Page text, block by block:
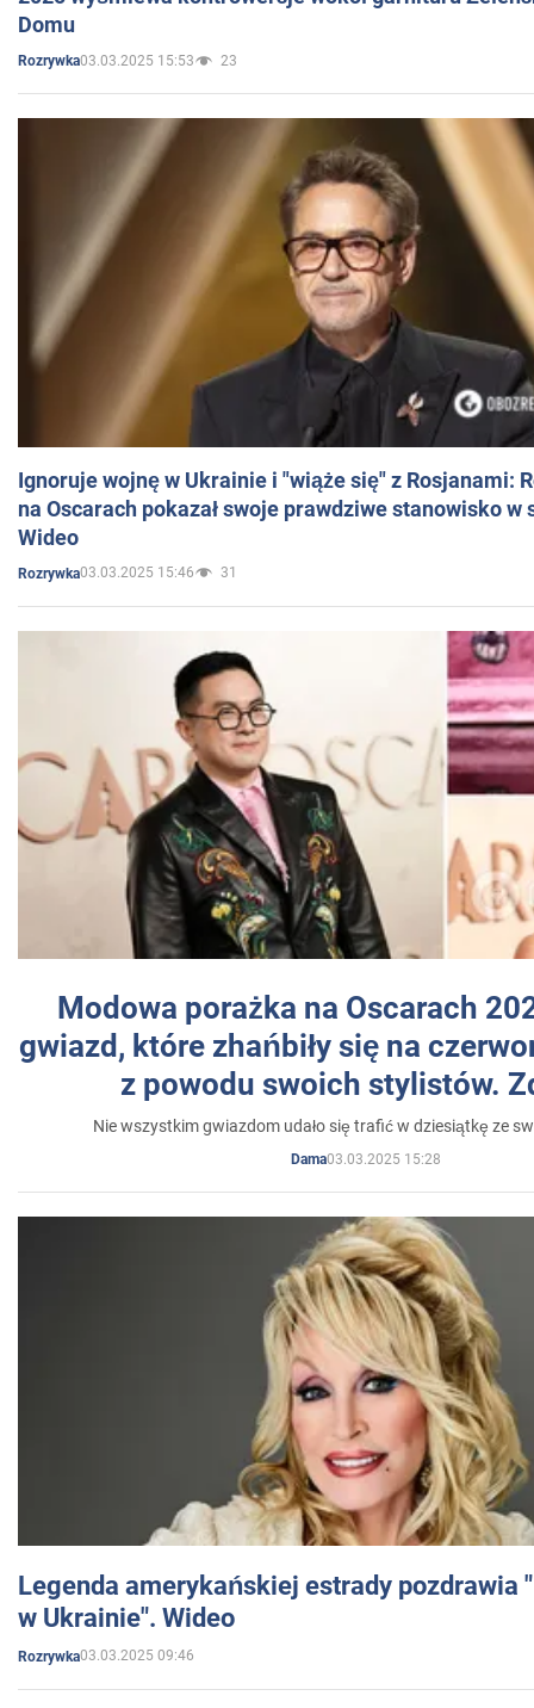
Domu
Rozrywka03.03.2025 15:53 23
Ignoruje wojnę w Ukrainie i "wiąże się" z Rosjanami:
na Oscarach pokazał swoje prawdziwe stanowisko w
Wideo
Rozrywka03.03.2025 15:46 31
Modowa porażka na Oscarach
gwiazd, które zhańbiły się na
z powodu swoich stylistów.
Nie wszystkim gwiazdom udało się trafić w dziesiątkę ze
Dama03.03.2025 15:28
Legenda amerykańskiej estrady pozdrawia
w Ukrainie". Wideo
Rozrywka03.03.2025 09:46